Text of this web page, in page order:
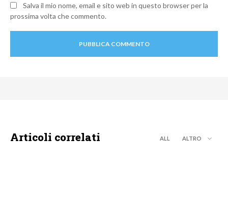
Salva il mio nome, email e sito web in questo browser per la
prossima volta che commento.
Articoli correlati ALL ALTRO